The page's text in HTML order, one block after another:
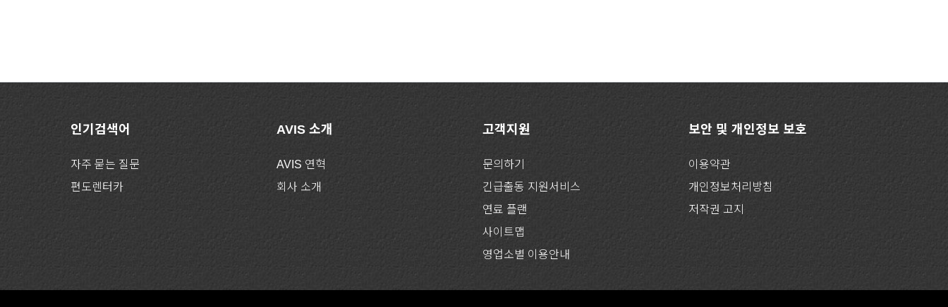
인기검색어
자주 묻는 질문
편도렌터카
AVIS 소개
AVIS 연혁
회사 소개
고객지원
문의하기
긴급출동 지원서비스
연료 플랜
사이트맵
영업소별 이용안내
보안 및 개인정보 보호
이용약관
개인정보처리방침
저작권 고지